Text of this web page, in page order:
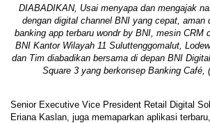
DIABADIKAN, Usai menyapa dan mengajak
dengan digital channel BNI yang cepat, aman
banking app terbaru wondr by BNI, mesin CRM
BNI Kantor Wilayah 11 Suluttenggomalut,
dan Tim diabadikan bersama di depan BNI
Square 3 yang berkonsep Banking Café,
Senior Executive Vice President Retail Digital
Eriana Kaslan, juga memaparkan aplikasi